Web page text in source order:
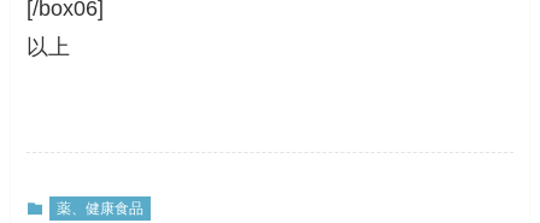
[/box06]
以上
薬、健康食品